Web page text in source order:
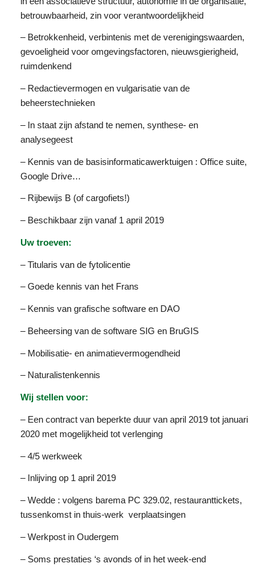
betrouwbaarheid, zin voor verantwoordelijkheid
– Betrokkenheid, verbintenis met de verenigingswaarden,
gevoeligheid voor omgevingsfactoren, nieuwsgierigheid,
ruimdenkend
– Redactievermogen en vulgarisatie van de
beheerstechnieken
– In staat zijn afstand te nemen, synthese- en
analysegeest
– Kennis van de basisinformaticawerktuigen : Office suite,
Google Drive…
– Rijbewijs B (of cargofiets!)
– Beschikbaar zijn vanaf 1 april 2019
Uw troeven:
– Titularis van de fytolicentie
– Goede kennis van het Frans
– Kennis van grafische software en DAO
– Beheersing van de software SIG en BruGIS
– Mobilisatie- en animatievermogendheid
– Naturalistenkennis
Wij stellen voor:
– Een contract van beperkte duur van april 2019 tot januari
2020 met mogelijkheid tot verlenging
– 4/5 werkweek
– Inlijving op 1 april 2019
– Wedde : volgens barema PC 329.02, restauranttickets,
tussenkomst in thuis-werk verplaatsingen
– Werkpost in Oudergem
– Soms prestaties ‘s avonds of in het week-end